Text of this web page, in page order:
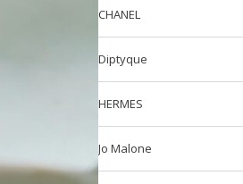
CHANEL
Diptyque
HERMES
Jo Malone